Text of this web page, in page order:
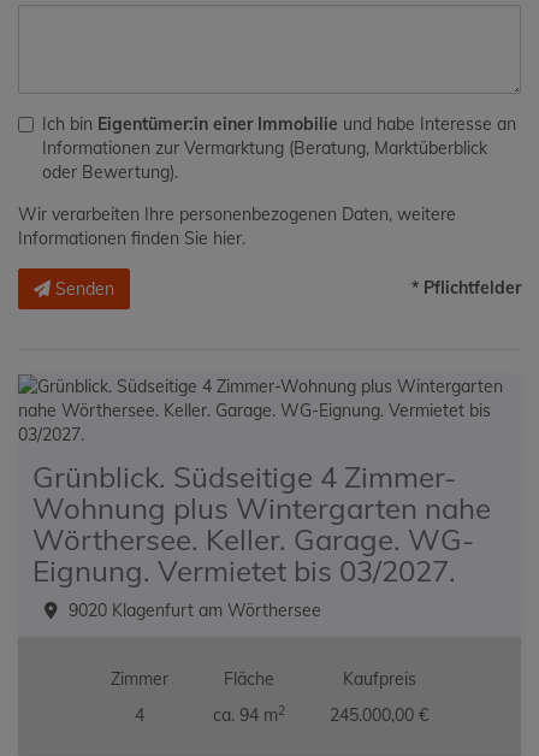
Ich bin Eigentümer:in einer Immobilie und habe Interesse an
Informationen zur Vermarktung (Beratung, Marktüberblick
oder Bewertung).
Wir verarbeiten Ihre personenbezogenen Daten, weitere
Informationen finden Sie hier.
Senden * Pflichtfelder
Grünblick. Südseitige 4 Zimmer-
Wohnung plus Wintergarten nahe
Wörthersee. Keller. Garage. WG-
Eignung. Vermietet bis 03/2027.
9020 Klagenfurt am Wörthersee
Zimmer
4
Fläche
ca. 94 m2
Kaufpreis
245.000,00 €